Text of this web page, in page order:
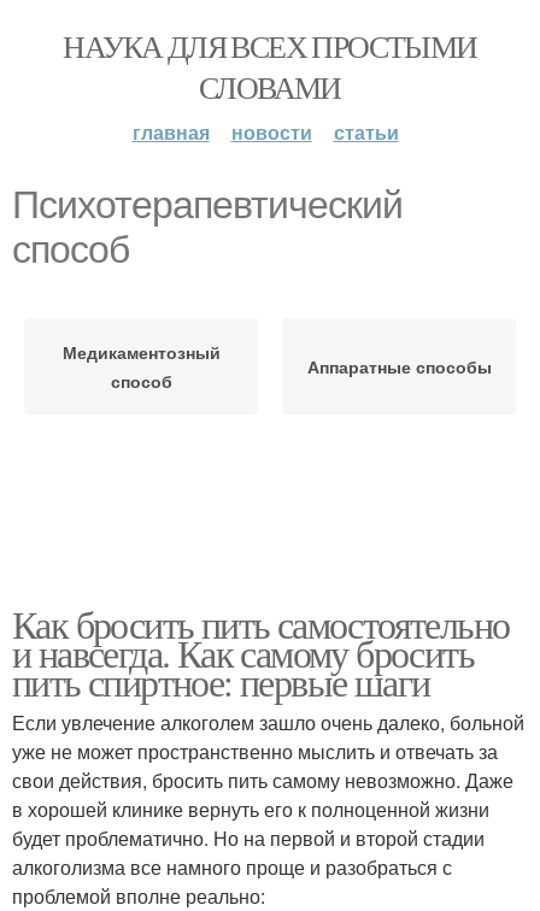
НАУКА ДЛЯ ВСЕХ ПРОСТЫМИ
СЛОВАМИ
главная новости статьи
Психотерапевтический
способ
Медикаментозный
способ
Аппаратные способы
Как бросить пить самостоятельно
и навсегда. Как самому бросить
пить спиртное: первые шаги
Если увлечение алкоголем зашло очень далеко, больной
уже не может пространственно мыслить и отвечать за
свои действия, бросить пить самому невозможно. Даже
в хорошей клинике вернуть его к полноценной жизни
будет проблематично. Но на первой и второй стадии
алкоголизма все намного проще и разобраться с
проблемой вполне реально: